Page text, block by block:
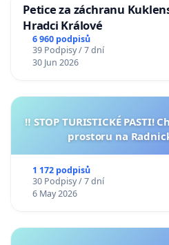
Petice za záchranu
Hradci Králové
6 960 podpisů
39 Podpisy / 7 dní
30 Jun 2026
‼️ STOP TURISTICKÉ
prostoru na
1 172 podpisů
30 Podpisy / 7 dní
6 May 2026